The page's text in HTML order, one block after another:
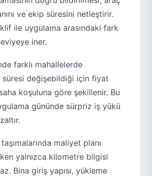
ve ekip süresini netleştirir.
ile uygulama arasındaki fark
iner.
farklı mahallelerde
süresi değişebildiği için fiyat
koşuluna göre şekillenir. Bu
gününde sürpriz iş yükü
maliyet planı
yalnızca kilometre bilgisi
Bina giriş yapısı, yükleme